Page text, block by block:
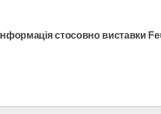
Інформація стосовно виставки